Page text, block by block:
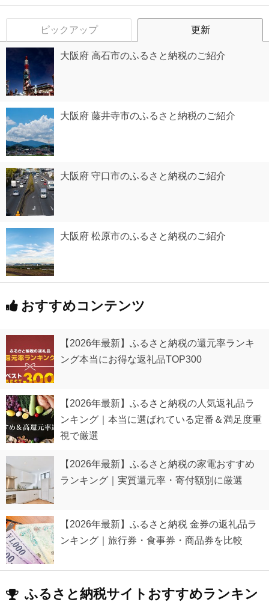
ピックアップ 更新
大阪府 高石市のふるさと納税のご紹介
大阪府 藤井寺市のふるさと納税のご紹介
大阪府 守口市のふるさと納税のご紹介
大阪府 松原市のふるさと納税のご紹介
おすすめコンテンツ
【2026年最新】ふるさと納税の還元率ランキ
ング本当にお得な返礼品TOP300
【2026年最新】ふるさと納税の人気返礼品ラ
ンキング｜本当に選ばれている定番＆満足度重
視で厳選
【2026年最新】ふるさと納税の家電おすすめ
ランキング｜実質還元率・寄付額別に厳選
【2026年最新】ふるさと納税 金券の返礼品ラ
ンキング｜旅行券・食事券・商品券を比較
ふるさと納税サイトおすすめランキン